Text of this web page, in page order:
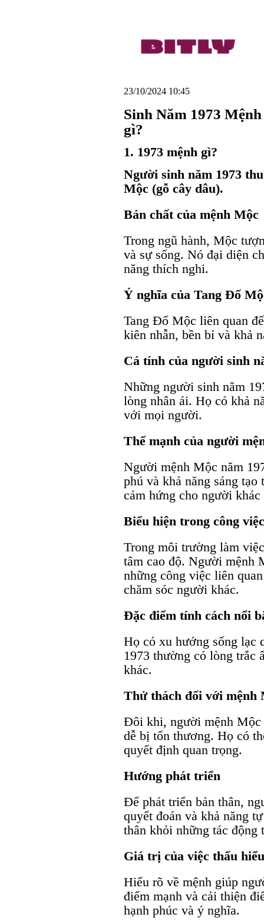
23/10/2024 10:45
Sinh Năm 1973
gì?
1. 1973 mệnh gì?
Người sinh năm 1973
Mộc (gỗ cây dâu).
Bản chất của mệnh Mộc
Trong ngũ hành, Mộc
và sự sống. Nó đại diện
năng thích nghi.
Ý nghĩa của Tang Đố
Tang Đố Mộc liên quan
kiên nhẫn, bền bỉ và khả
Cá tính của người sinh
Những người sinh năm
lòng nhân ái. Họ có khả
với mọi người.
Thế mạnh của người
Người mệnh Mộc năm
phú và khả năng sáng
cảm hứng cho người
Biểu hiện trong công việc
Trong môi trường làm
tâm cao độ. Người mệnh
những công việc liên
chăm sóc người khác.
Đặc điểm tính cách nổi
Họ có xu hướng sống lạc
1973 thường có lòng trắc
khác.
Thử thách đối với mệnh
Đôi khi, người mệnh Mộc
dễ bị tổn thương. Họ có
quyết định quan trọng.
Hướng phát triển
Để phát triển bản thân,
quyết đoán và khả năng
thân khỏi những tác động
Giá trị của việc thấu
Hiểu rõ về mệnh giúp
điểm mạnh và cải thiện
hạnh phúc và ý nghĩa.